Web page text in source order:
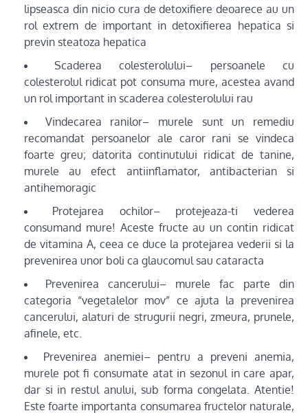
lipseasca din nicio cura de detoxifiere deoarece au un
rol extrem de important in detoxifierea hepatica si
previn steatoza hepatica
Scaderea colesterolului– persoanele cu
colesterolul ridicat pot consuma mure, acestea avand
un rol important in scaderea colesterolului rau
Vindecarea ranilor– murele sunt un remediu
recomandat persoanelor ale caror rani se vindeca
foarte greu; datorita continutului ridicat de tanine,
murele au efect antiinflamator, antibacterian si
antihemoragic
Protejarea ochilor– protejeaza-ti vederea
consumand mure! Aceste fructe au un contin ridicat
de vitamina A, ceea ce duce la protejarea vederii si la
prevenirea unor boli ca glaucomul sau cataracta
Prevenirea cancerului– murele fac parte din
categoria “vegetalelor mov” ce ajuta la prevenirea
cancerului, alaturi de strugurii negri, zmeura, prunele,
afinele, etc.
Prevenirea anemiei– pentru a preveni anemia,
murele pot fi consumate atat in sezonul in care apar,
dar si in restul anului, sub forma congelata. Atentie!
Este foarte importanta consumarea fructelor naturale,